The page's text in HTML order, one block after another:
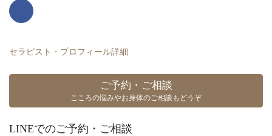
セラピスト・プロフィール詳細
ご予約・ご相談
こころの悩みやお身体のご相談もどうぞ
LINEでのご予約・ご相談